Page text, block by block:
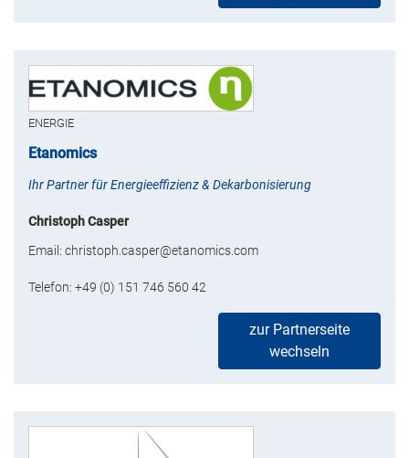
ENERGIE
Etanomics
Ihr Partner für Energieeffizienz & Dekarbonisierung
Christoph Casper
Email: christoph.casper@etanomics.com
Telefon: +49 (0) 151 746 560 42
zur Partnerseite
wechseln